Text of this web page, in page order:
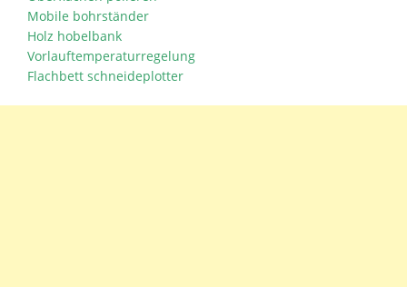
Mobile bohrständer
Holz hobelbank
Vorlauftemperaturregelung
Flachbett schneideplotter